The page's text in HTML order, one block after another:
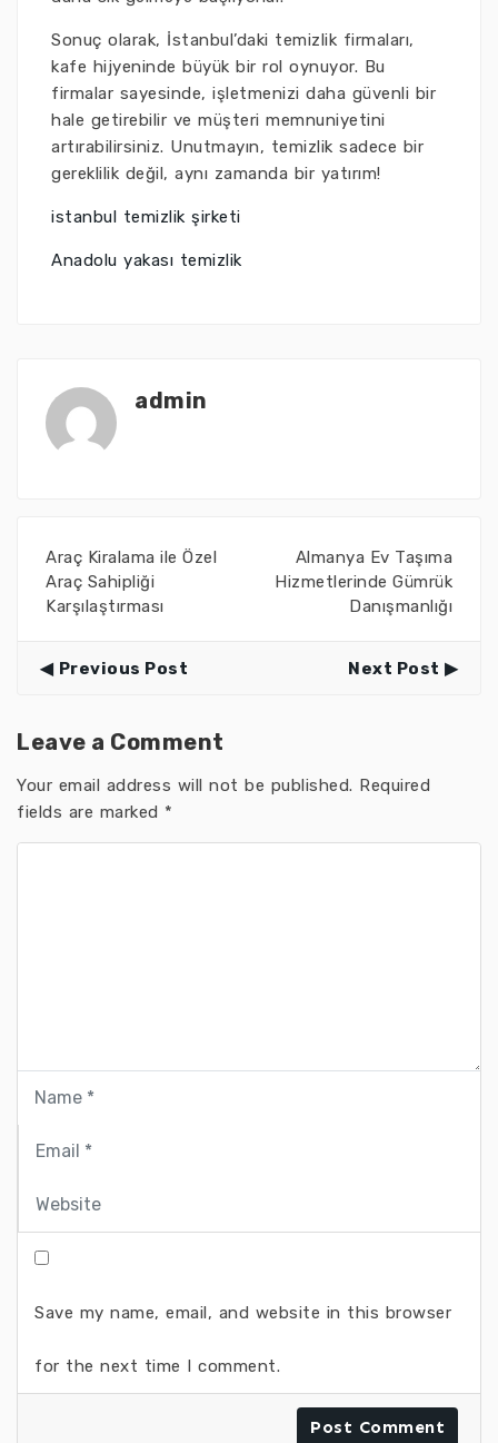
Sonuç olarak, İstanbul’daki temizlik firmaları,
kafe hijyeninde büyük bir rol oynuyor. Bu
firmalar sayesinde, işletmenizi daha güvenli bir
hale getirebilir ve müşteri memnuniyetini
artırabilirsiniz. Unutmayın, temizlik sadece bir
gereklilik değil, aynı zamanda bir yatırım!
istanbul temizlik şirketi
Anadolu yakası temizlik
admin
Araç Kiralama ile Özel
Araç Sahipliği
Karşılaştırması
Almanya Ev Taşıma
Hizmetlerinde Gümrük
Danışmanlığı
Previous Post Next Post
Leave a Comment
Your email address will not be published. Required
fields are marked *
Save my name, email, and website in this browser
for the next time I comment.